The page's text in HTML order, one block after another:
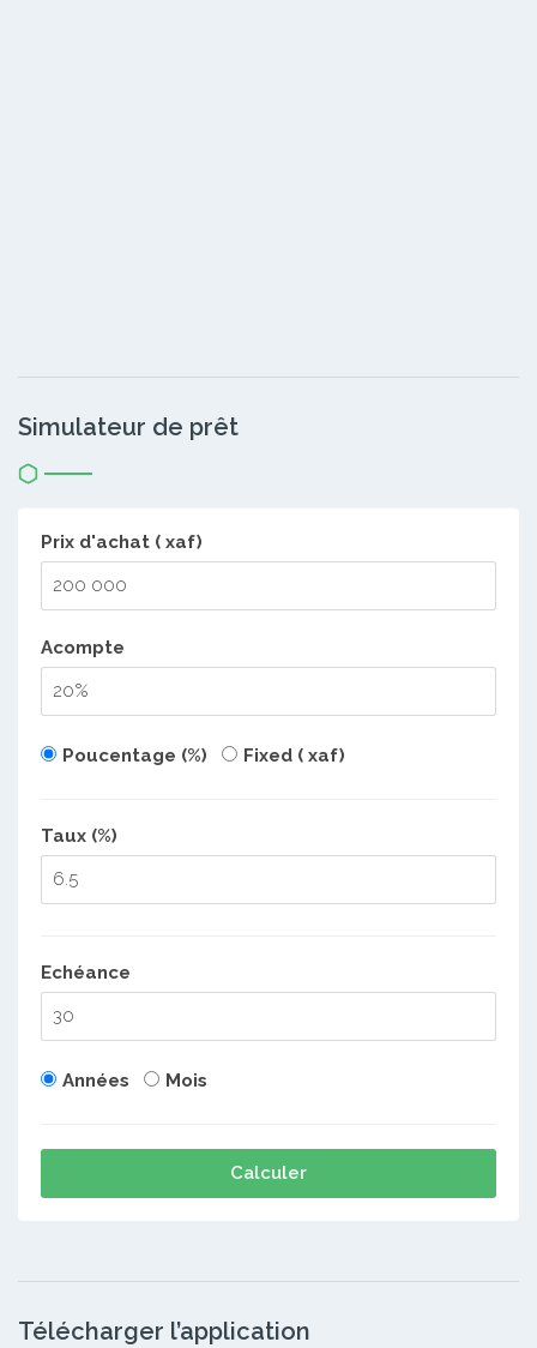
Simulateur de prêt
Prix d'achat ( xaf)
Acompte
Poucentage (%) Fixed ( xaf)
Taux (%)
Echéance
Années Mois
Calculer
Télécharger l’application